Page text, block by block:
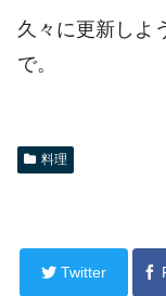
久々に更新しよ
で。
料理
Twitter